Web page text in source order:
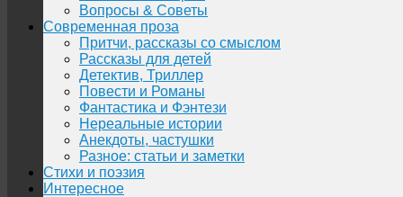
Вопросы & Советы
Современная проза
Притчи, рассказы со смыслом
Рассказы для детей
Детектив, Триллер
Повести и Романы
Фантастика и Фэнтези
Нереальные истории
Анекдоты, частушки
Разное: статьи и заметки
Стихи и поэзия
Интересное